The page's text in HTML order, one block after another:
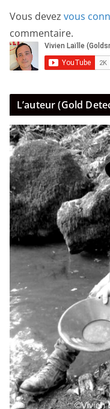
Vous devez vous
commentaire.
L’auteur (Gold